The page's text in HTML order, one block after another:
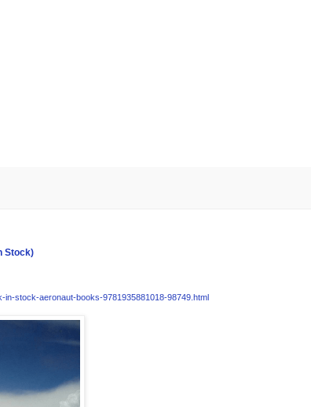
Stock)
stock-aeronaut-books-9781935881018-98749.html